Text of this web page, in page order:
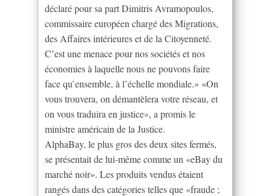
déclaré pour sa part Dimitris Avramopoulos,
commissaire européen chargé des Migrations,
des Affaires intérieures et de la Citoyenneté.
C’est une menace pour nos sociétés et nos
économies à laquelle nous ne pouvons faire
face qu’ensemble, à l’échelle mondiale.» «On
vous trouvera, on démantèlera votre réseau, et
on vous traduira en justice», a promis le
ministre américain de la Justice.
AlphaBay, le plus gros des deux sites fermés,
se présentait de lui-même comme un «eBay du
marché noir». Les produits vendus étaient
rangés dans des catégories telles que «fraude ;